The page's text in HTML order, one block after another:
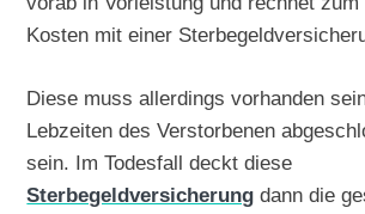
Kosten mit einer
Diese muss allerdings vorhanden
Lebzeiten des Verstorbenen
sein. Im Todesfall deckt diese
Sterbegeldversicherung dann die